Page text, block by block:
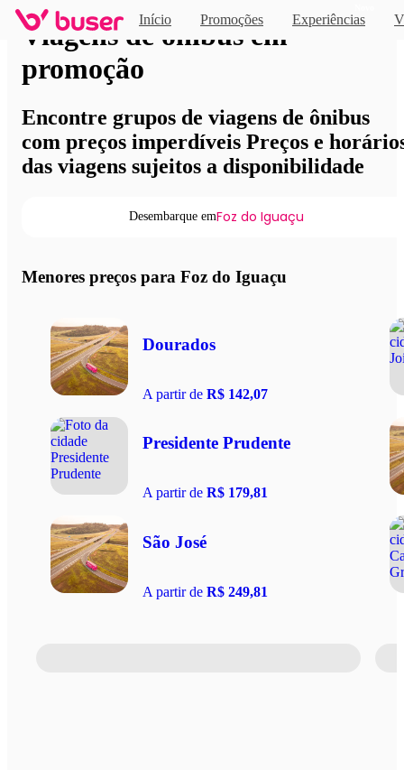
Início Promoções Experiências
Viagens de ônibus em
promoção
Encontre grupos de viagens de ônibus
com preços imperdíveis Preços e
das viagens sujeitos a disponibilidade
Desembarque emFoz do Iguaçu
Menores preços para Foz do Iguaçu
Dourados
A partir de R$ 142,07
Presidente Prudente
A partir de R$ 179,81
São José
A partir de R$ 249,81